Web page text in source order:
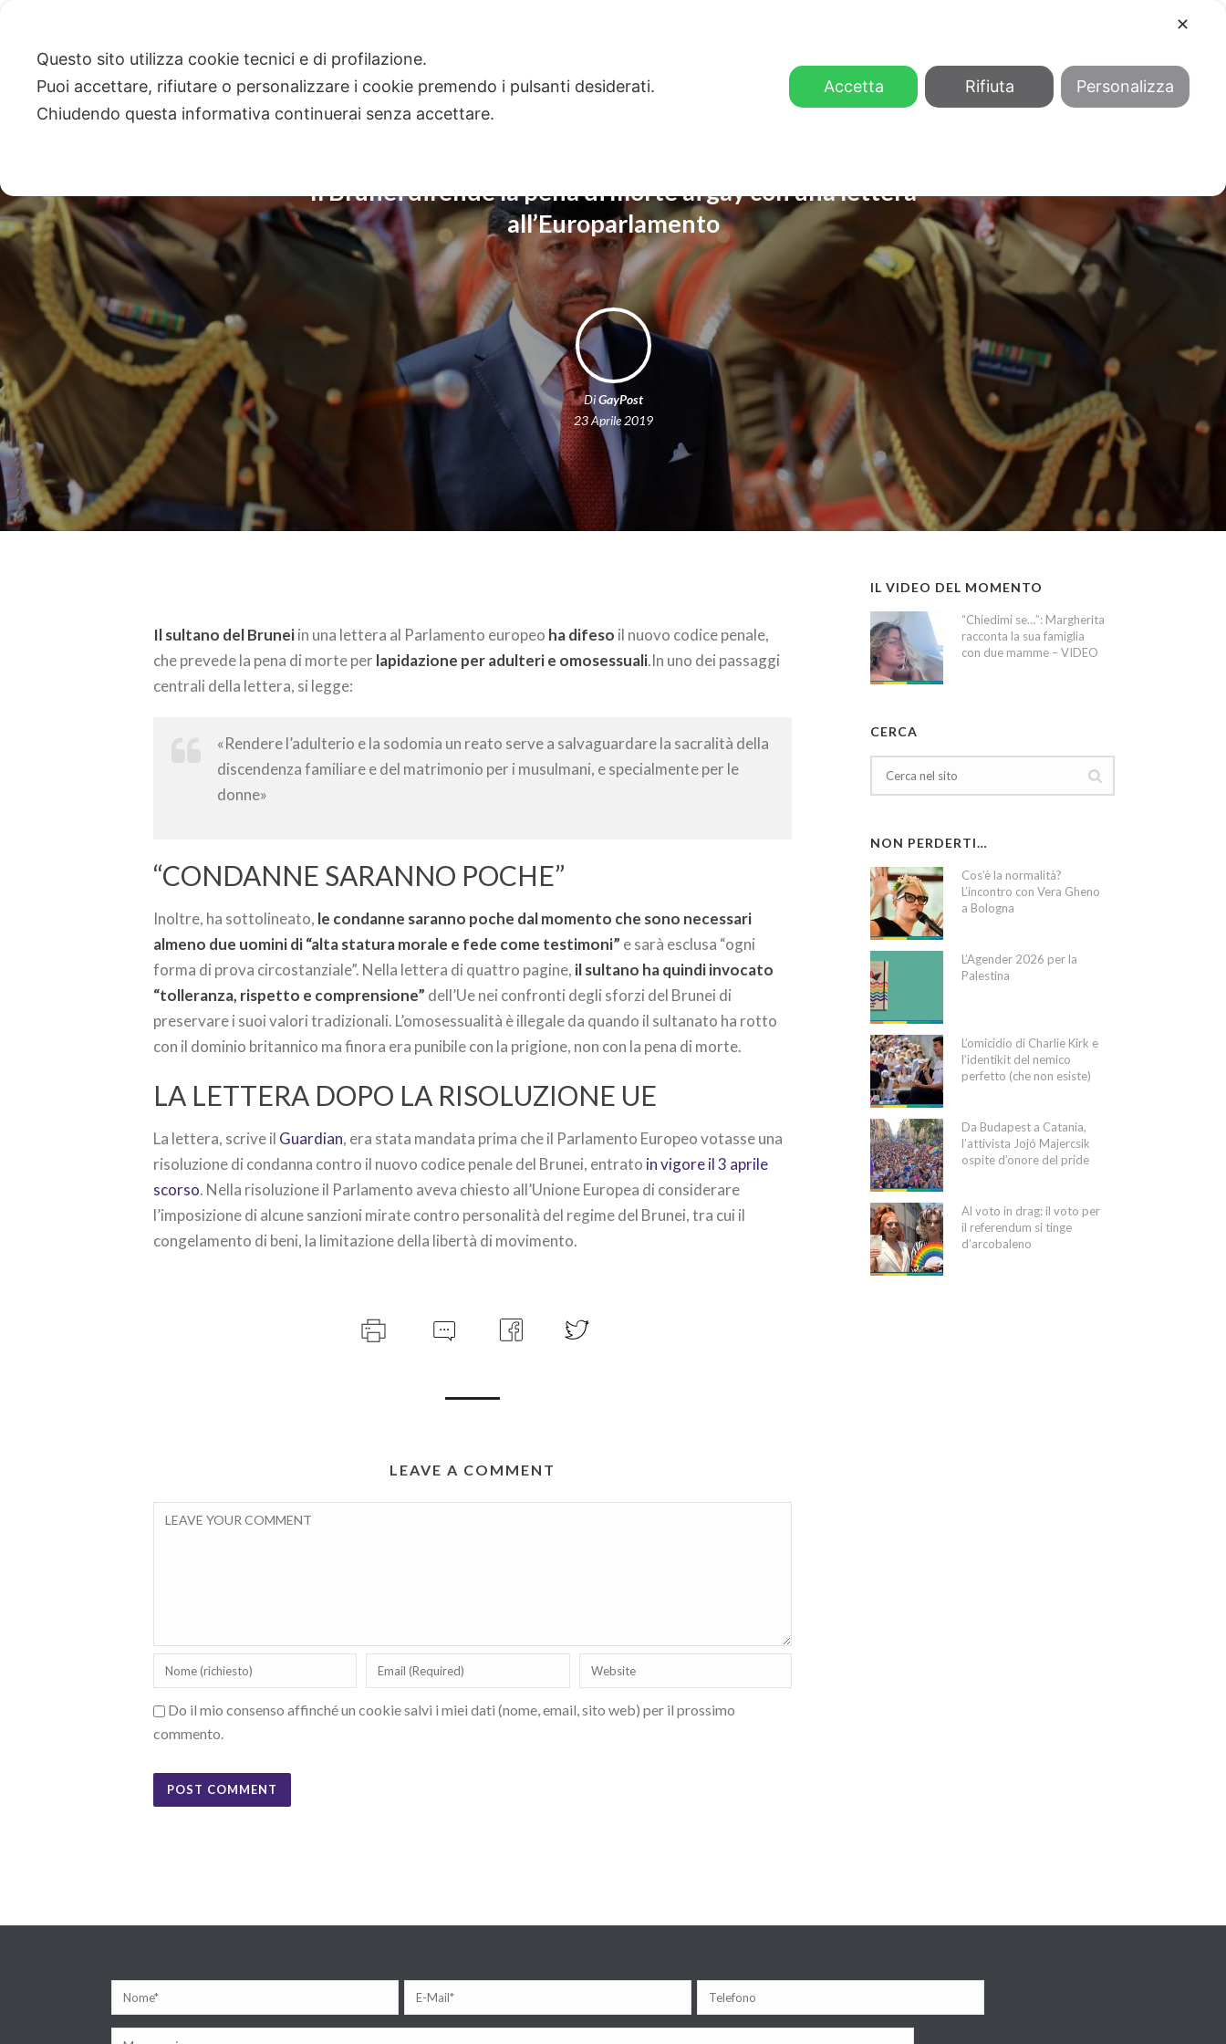
Il Brunei difende la pena di morte ai gay con una lettera
all’Europarlamento
DiGayPost
23 Aprile 2019
Il sultano del Bruneiin una lettera al Parlamento europeo ha difeso il nuovo codice penale,
che prevede la pena di morte perlapidazione per adulteri e omosessuali.In uno dei passaggi
centrali della lettera, si legge:
«Rendere l’adulterio e la sodomia un reato serve a salvaguardare la sacralità della
discendenza familiare e del matrimonio per i musulmani, e specialmente per le
donne»
“CONDANNE SARANNO POCHE”
Inoltre, ha sottolineato, le condanne saranno poche dal momento che sono necessari
almeno due uomini di “alta statura morale e fede come testimoni” e sarà esclusa “ogni
forma di prova circostanziale”. Nella lettera di quattro pagine, il sultano ha quindi invocato
“tolleranza, rispetto e comprensione” dell’Ue nei confronti degli sforzi del Brunei di
preservare i suoi valori tradizionali. L’omosessualità è illegale da quando il sultanato ha rotto
con il dominio britannico ma finora era punibile con la prigione, non con la pena di morte.
LA LETTERA DOPO LA RISOLUZIONE UE
La lettera, scrive il Guardian, era stata mandata prima che il Parlamento Europeo votasse una
risoluzione di condanna contro il nuovo codice penale del Brunei, entrato in vigore il 3 aprile
scorso. Nella risoluzione il Parlamento aveva chiesto all’Unione Europea di considerare
l’imposizione di alcune sanzioni mirate contro personalità del regime del Brunei, tra cui il
congelamento di beni, la limitazione della libertà di movimento.
LEAVE A COMMENT
Do il mio consenso affinché un cookie salvi i miei dati (nome, email, sito web) per il prossimo
commento.
IL VIDEO DEL MOMENTO
“Chiedimi se…”: Margherita
racconta la sua famiglia
con due mamme – VIDEO
CERCA
NON PERDERTI…
Cos’è la normalità?
L’incontro con Vera Gheno
a Bologna
L’Agender 2026 per la
Palestina
L’omicidio di Charlie Kirk e
l’identikit del nemico
perfetto (che non esiste)
Da Budapest a Catania,
l’attivista Jojó Majercsik
ospite d’onore del pride
Al voto in drag: il voto per
il referendum si tinge
d’arcobaleno
✕
Questo sito utilizza cookie tecnici e di profilazione.
Puoi accettare, rifiutare o personalizzare i cookie premendo i pulsanti desiderati.
Chiudendo questa informativa continuerai senza accettare.
Accetta Rifiuta Personalizza